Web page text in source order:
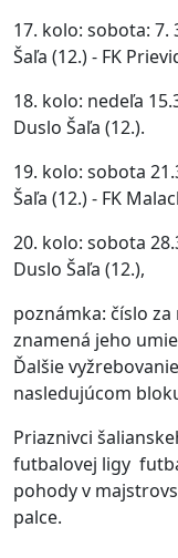
17. kolo: sobota: 7.
Šaľa (12.) - FK
18. kolo: nedeľa
Duslo Šaľa (12.).
19. kolo: sobota
Šaľa (12.) - FK
20. kolo: sobota
Duslo Šaľa (12.),
poznámka: číslo
znamená jeho
Ďalšie
nasledujúcom
Priaznivci
futbalovej ligy
pohody v
palce.